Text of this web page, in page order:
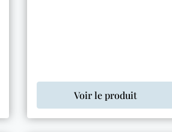
Voir le produit